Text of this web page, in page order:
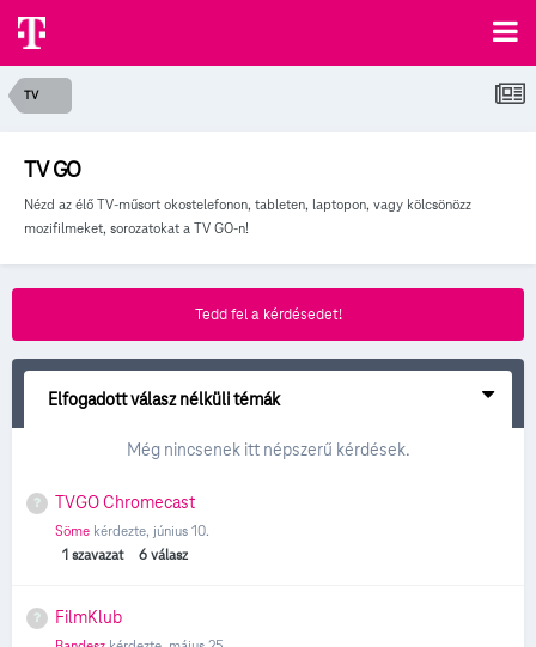
TV
TV GO
Nézd az élő TV-műsort okostelefonon, tableten, laptopon, vagy kölcsönözz
mozifilmeket, sorozatokat a TV GO-n!
Tedd fel a kérdésedet!
Elfogadott válasz nélküli témák
Még nincsenek itt népszerű kérdések.
TVGO Chromecast
Söme kérdezte, június 10.
1 szavazat 6 válasz
FilmKlub